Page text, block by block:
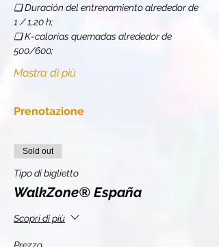
❏ Duración del entrenamiento alrededor de
1 / 1,20 h;
❏ K-calorías quemadas alrededor de
500/600;
Mostra di più
Prenotazione
Sold out
Tipo di biglietto
WalkZone® España
Scopri di più